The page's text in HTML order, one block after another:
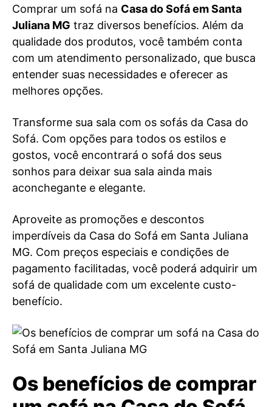
Comprar um sofá na Casa do Sofá em Santa
Juliana MG traz diversos benefícios. Além da
qualidade dos produtos, você também conta
com um atendimento personalizado, que busca
entender suas necessidades e oferecer as
melhores opções.
Transforme sua sala com os sofás da Casa do
Sofá. Com opções para todos os estilos e
gostos, você encontrará o sofá dos seus
sonhos para deixar sua sala ainda mais
aconchegante e elegante.
Aproveite as promoções e descontos
imperdíveis da Casa do Sofá em Santa Juliana
MG. Com preços especiais e condições de
pagamento facilitadas, você poderá adquirir um
sofá de qualidade com um excelente custo-
benefício.
Os benefícios de comprar